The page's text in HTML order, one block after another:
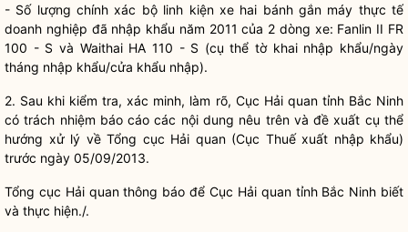
- Số lượng chính xác bộ linh kiện xe hai bánh gắn máy thực tế
doanh nghiệp đã nhập khẩu năm 2011 của 2 dòng xe: Fanlin II FR
100 - S và Waithai HA 110 - S (cụ thể tờ khai nhập khẩu/ngày
tháng nhập khẩu/cửa khẩu nhập).
2. Sau khi kiểm tra, xác minh, làm rõ, Cục Hải quantỉnh Bắc Ninh
có trách nhiệm báo cáo các nội dung nêu trên và đề xuất cụ thể
hướng xử lý về Tổng cục Hải quan(Cục Thuế xuất nhập khẩu)
trước ngày 05/09/2013.
Tổng cục Hải quanthông báo để Cục Hải quantỉnh Bắc Ninh biết
và thực hiện./.